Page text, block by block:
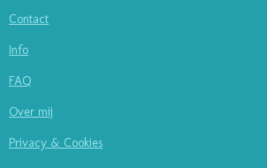
Contact
Info
FAQ
Over mij
Privacy & Cookies